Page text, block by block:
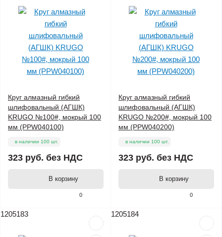
0
Круг алмазный гибкий
шлифовальный (АГШК)
KRUGO №100#, мокрый 100
мм (PPW040100)
в наличии 100 шт.
323 руб. без НДС
В корзину
0
Круг алмазный гибкий
шлифовальный (АГШК)
KRUGO №200#, мокрый 100
мм (PPW040200)
в наличии 100 шт.
323 руб. без НДС
В корзину
1205183 1205184